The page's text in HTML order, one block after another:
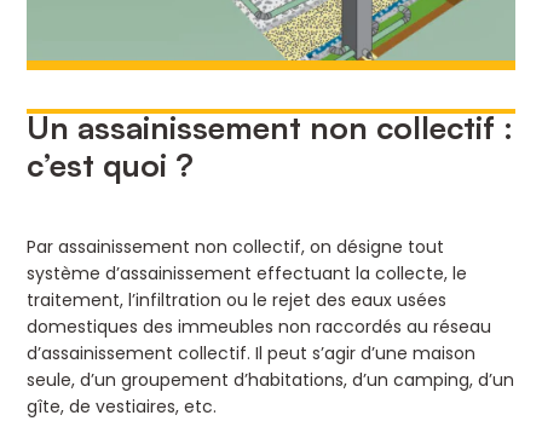
Un assainissement non collectif :
c’est quoi ?
Par assainissement non collectif, on désigne tout
système d’assainissement effectuant la collecte, le
traitement, l’infiltration ou le rejet des eaux usées
domestiques des immeubles non raccordés au réseau
d’assainissement collectif. Il peut s’agir d’une maison
seule, d’un groupement d’habitations, d’un camping, d’un
gîte, de vestiaires, etc.